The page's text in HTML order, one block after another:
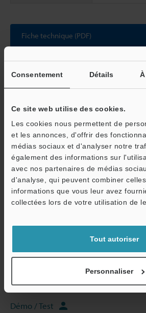
Consentement Détails
Ce site web utilise des cookies.
Les cookies nous permettent de
et les annonces, d'offrir des
médias sociaux et d'analyser notre
également des informations sur
avec nos partenaires de médias
d'analyse, qui peuvent combiner
informations que vous leur avez
collectées lors de votre utilisation de
Tout autoriser
Personnaliser
Fiche technique (PDF)
Télécharger le catalogue
Guides techniques
Fiche technique (PDF)
CAO / CAE
Posez vos questions
Démo / Test